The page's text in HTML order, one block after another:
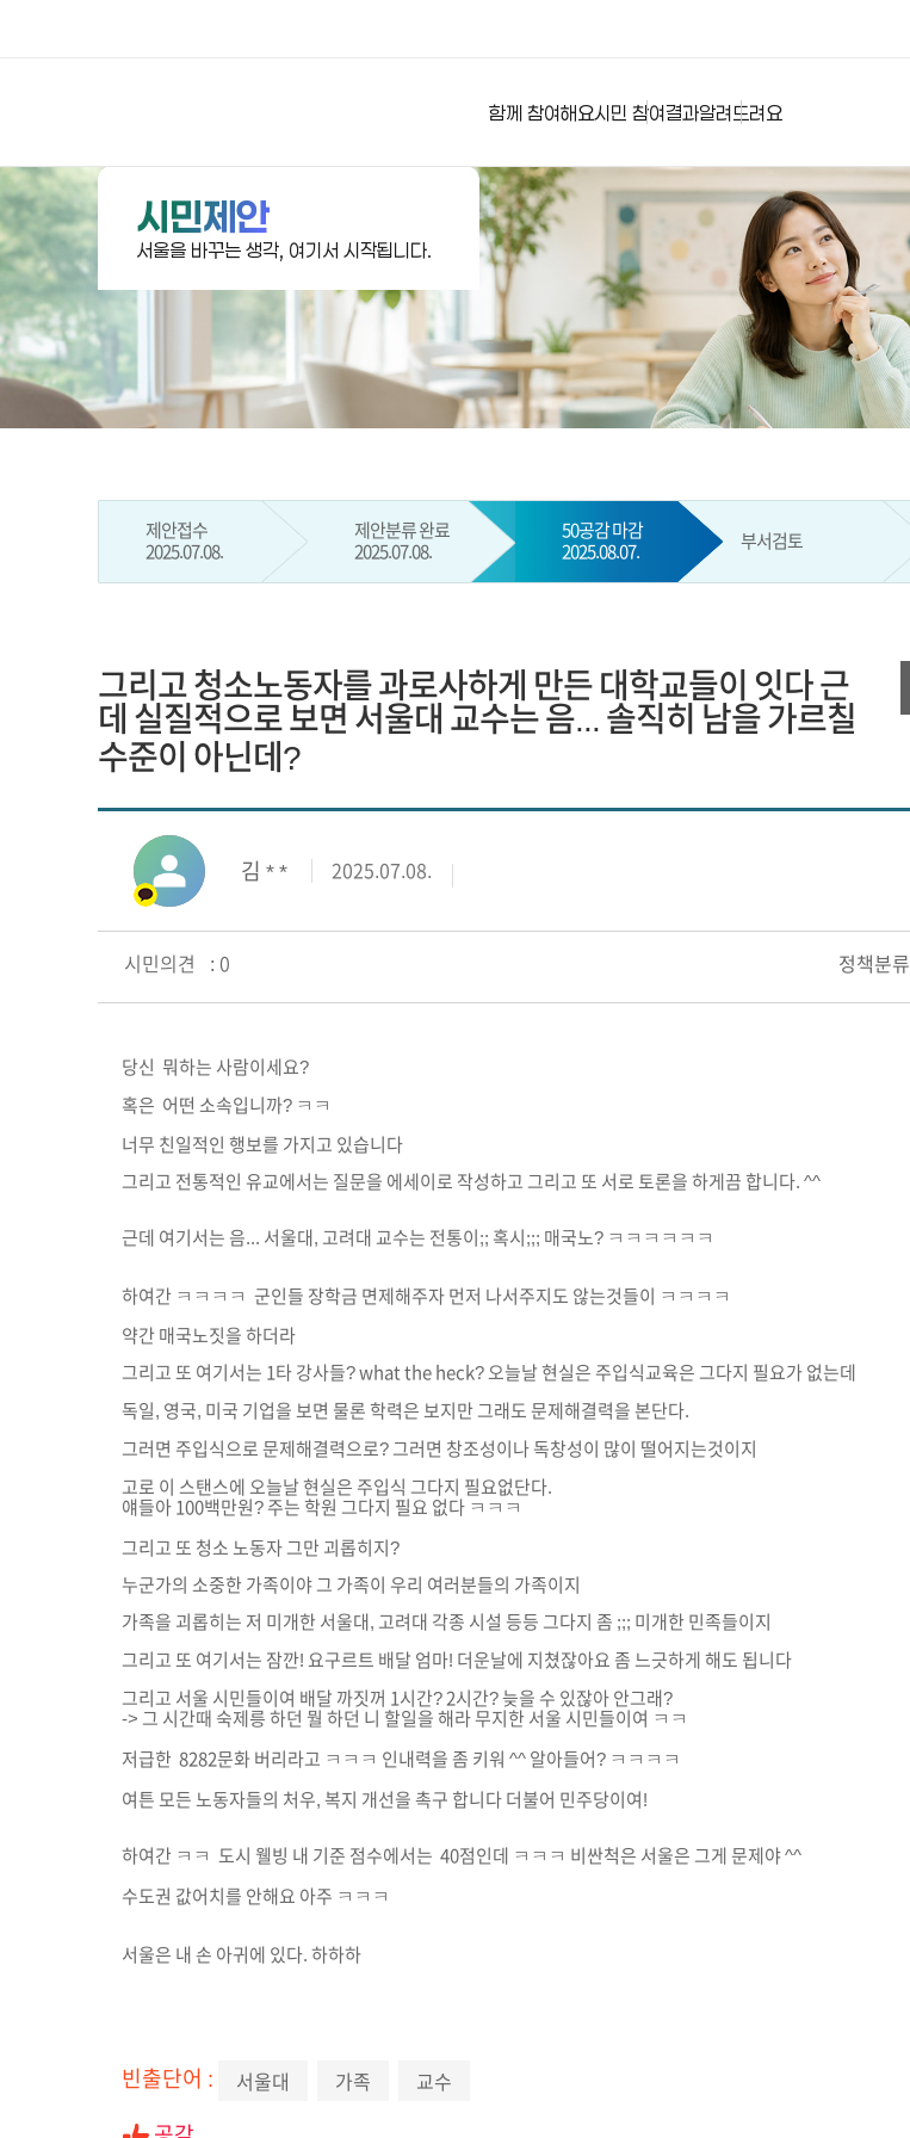
함께 참여해요시민 참여결과알려드려요
시민제안
서울을 바꾸는 생각, 여기서 시작됩니다.
제안접수
2025.07.08.
제안분류 완료
2025.07.08.
50공감 마감
2025.08.07.
부서검토
그리고 청소노동자를 과로사하게 만든 대학교들이 잇다 근
데 실질적으로 보면 서울대 교수는 음... 솔직히 남을 가르칠
수준이 아닌데?
김 * * 2025.07.08.
시민의견 : 0 정책분류
당신 뭐하는 사람이세요?
혹은 어떤 소속입니까? ㅋㅋ
너무 친일적인 행보를 가지고 있습니다
그리고 전통적인 유교에서는 질문을 에세이로 작성하고 그리고 또 서로 토론을 하게끔 합니다. ^^
근데 여기서는 음... 서울대, 고려대 교수는 전통이;; 혹시;;; 매국노? ㅋㅋㅋㅋㅋㅋ
하여간 ㅋㅋㅋㅋ 군인들 장학금 면제해주자 먼저 나서주지도 않는것들이 ㅋㅋㅋㅋ
약간 매국노짓을 하더라
그리고 또 여기서는 1타 강사들? what the heck? 오늘날 현실은 주입식교육은 그다지 필요가 없는데
독일, 영국, 미국 기업을 보면 물론 학력은 보지만 그래도 문제해결력을 본단다.
그러면 주입식으로 문제해결력으로? 그러면 창조성이나 독창성이 많이 떨어지는것이지
고로 이 스탠스에 오늘날 현실은 주입식 그다지 필요없단다.
얘들아 100백만원? 주는 학원 그다지 필요 없다 ㅋㅋㅋ
그리고 또 청소 노동자 그만 괴롭히지?
누군가의 소중한 가족이야 그 가족이 우리 여러분들의 가족이지
가족을 괴롭히는 저 미개한 서울대, 고려대 각종 시설 등등 그다지 좀 ;;; 미개한 민족들이지
그리고 또 여기서는 잠깐! 요구르트 배달 엄마! 더운날에 지쳤잖아요 좀 느긋하게 해도 됩니다
그리고 서울 시민들이여 배달 까짓꺼 1시간? 2시간? 늦을 수 있잖아 안그래?
-> 그 시간때 숙제릉 하던 뭘 하던 니 할일을 해라 무지한 서울 시민들이여 ㅋㅋ
저급한 8282문화 버리라고 ㅋㅋㅋ 인내력을 좀 키워 ^^ 알아들어? ㅋㅋㅋㅋ
여튼 모든 노동자들의 처우, 복지 개선을 촉구 합니다 더불어 민주당이여!
하여간 ㅋㅋ 도시 웰빙 내 기준 점수에서는 40점인데 ㅋㅋㅋ 비싼척은 서울은 그게 문제야 ^^
수도권 값어치를 안해요 아주 ㅋㅋㅋ
서울은 내 손 아귀에 있다. 하하하
빈출단어 : 서울대 가족 교수